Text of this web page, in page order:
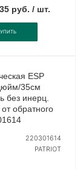
руб. / шт.
ESP
35см
без инерц.
обратного
220301614
PATRIOT